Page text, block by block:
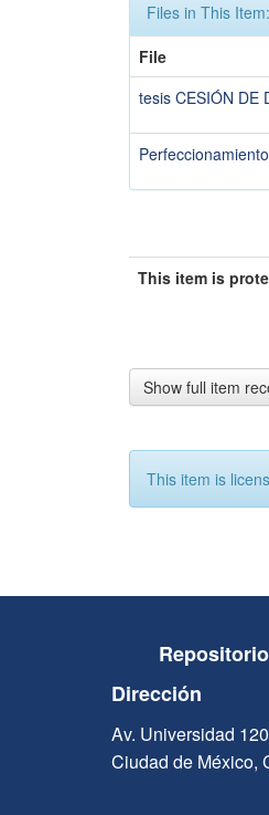
Files in This Item:
File
tesis CESIÓN DE
This item is
Show full item
This item is
Dirección
Av. Universidad
Ciudad de México,